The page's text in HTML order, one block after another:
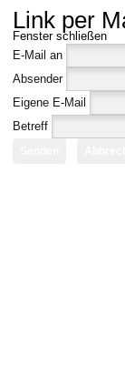
Link per
Fenster schließen
E-Mail an
Absender
Eigene E-Mail
Betreff